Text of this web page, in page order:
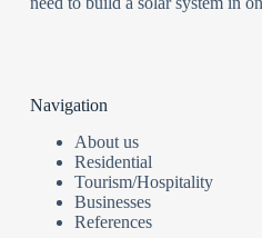
Navigation
About us
Residential
Tourism/Hospitality
Businesses
References